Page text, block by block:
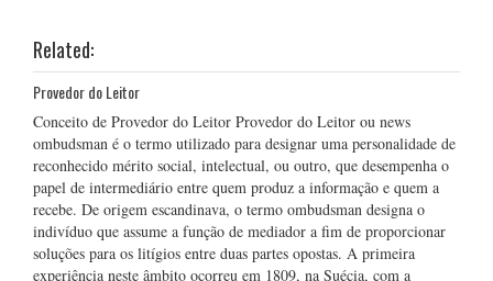
Related:
Provedor do Leitor
Conceito de Provedor do Leitor Provedor do Leitor ou news
ombudsman é o termo utilizado para designar uma personalidade de
reconhecido mérito social, intelectual, ou outro, que desempenha o
papel de intermediário entre quem produz a informação e quem a
recebe. De origem escandinava, o termo ombudsman designa o
indivíduo que assume a função de mediador a fim de proporcionar
soluções para os litígios entre duas partes opostas. A primeira
experiência neste âmbito ocorreu em 1809, na Suécia, com a